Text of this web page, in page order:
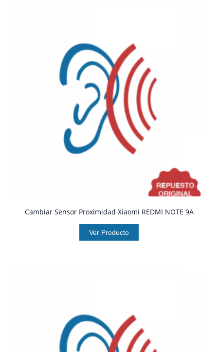
Cambiar Sensor Proximidad Xiaomi REDMI NOTE 9A
Ver Producto